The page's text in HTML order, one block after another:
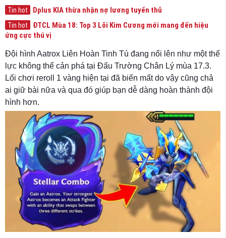
Tin hot Dplus KIA thừa nhận nợ lương tuyển thủ
Tin hot
ĐTCL Mùa 18: Top 3 Lõi Kim Cương mới mang đến hiệu
ứng cực thú vị
Đội hình Aatrox Liên Hoàn Tinh Tú đang nổi lên như một thế
lực không thể cản phá tại Đấu Trường Chân Lý mùa 17.3.
Lối chơi reroll 1 vàng hiện tại đã biến mất do vậy cũng chả
ai giữ bài nữa và qua đó giúp bạn dễ dàng hoàn thành đội
hình hơn.